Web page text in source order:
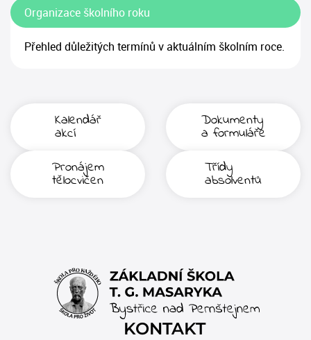
Organizace školního roku
Přehled důležitých termínů v aktuálním školním roce.
Kalendář
akcí
Dokumenty
a formuláře
Pronájem
tělocvičen
Třídy
absolventů
KONTAKT